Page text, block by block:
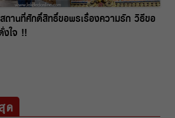
ถานที่ศักดิ์สิทธิ์ขอพรเรื่องความรัก วิธีขอ
ใจ !!
ด